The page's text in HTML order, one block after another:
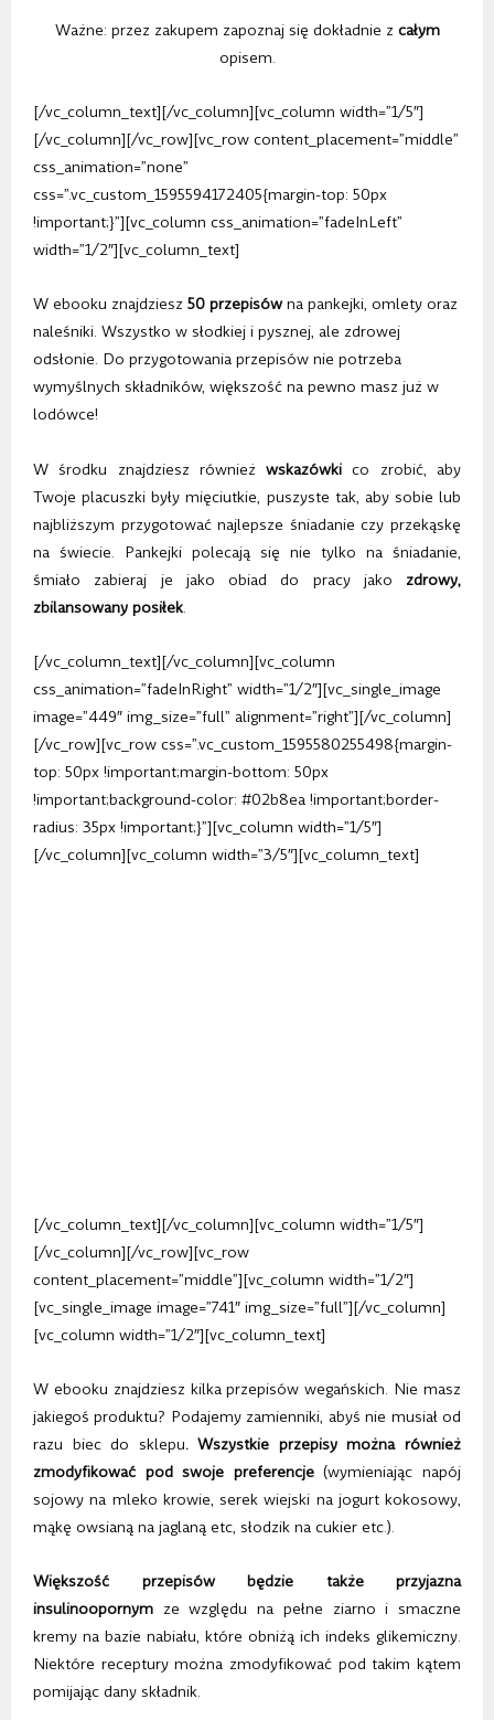
Ważne: przez zakupem zapoznaj się dokładnie z całym
opisem.
[/vc_column_text][/vc_column][vc_column width=”1/5″]
[/vc_column][/vc_row][vc_row content_placement=”middle”
css_animation=”none”
css=”.vc_custom_1595594172405{margin-top: 50px
!important;}”][vc_column css_animation=”fadeInLeft”
width=”1/2″][vc_column_text]
W ebooku znajdziesz 50 przepisówna pankejki, omlety oraz
naleśniki. Wszystko w słodkiej i pysznej, ale zdrowej
odsłonie. Do przygotowania przepisów nie potrzeba
wymyślnych składników, większość na pewno masz już w
lodówce!
W środku znajdziesz równieżwskazówkico zrobić, aby
Twoje placuszki były mięciutkie, puszyste tak, aby sobie lub
najbliższym przygotować najlepsze śniadanie czy przekąskę
na świecie. Pankejki polecają się nie tylko na śniadanie,
śmiało zabieraj je jako obiad do pracy jako zdrowy,
zbilansowany posiłek.
[/vc_column_text][/vc_column][vc_column
css_animation=”fadeInRight” width=”1/2″][vc_single_image
image=”449″ img_size=”full” alignment=”right”][/vc_column]
[/vc_row][vc_row css=”.vc_custom_1595580255498{margin-
top: 50px !important;margin-bottom: 50px
!important;background-color: #02b8ea !important;border-
radius: 35px !important;}”][vc_column width=”1/5″]
[/vc_column][vc_column width=”3/5″][vc_column_text]
[/vc_column_text][/vc_column][vc_column width=”1/5″]
[/vc_column][/vc_row][vc_row
content_placement=”middle”][vc_column width=”1/2″]
[vc_single_image image=”741″ img_size=”full”][/vc_column]
[vc_column width=”1/2″][vc_column_text]
W ebooku znajdziesz kilka przepisów wegańskich. Nie masz
jakiegoś produktu? Podajemy zamienniki, abyś nie musiał od
razu biec do sklepu. Wszystkie przepisy można również
zmodyfikować pod swoje preferencje(wymieniając napój
sojowy na mleko krowie, serek wiejski na jogurt kokosowy,
mąkę owsianą na jaglaną etc, słodzik na cukier etc.).
Większość przepisów będzie także przyjazna
insulinoopornym ze względu na pełne ziarno i smaczne
kremy na bazie nabiału, które obniżą ich indeks glikemiczny.
Niektóre receptury można zmodyfikować pod takim kątem
pomijając dany składnik.